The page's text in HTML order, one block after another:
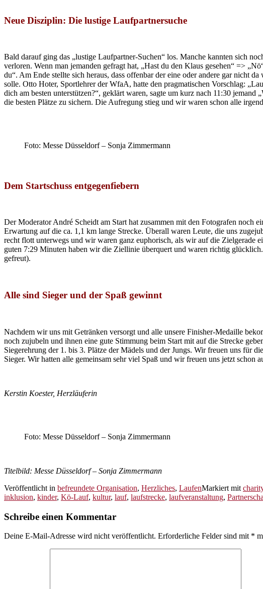
Neue Disziplin: Die lustige Laufpartnersuche
Bald darauf ging das „lustige Laufpartner-Suchen“ los. Manche kannten sich
verloren. Wenn man jemanden gefragt hat, „Hast du den Klaus gesehen“ =>
du“. Am Ende stellte sich heraus, dass offenbar der eine oder andere gar nicht
solle. Otto Hoter, Sportlehrer der WfaA, hatte den pragmatischen Vorschlag:
dich am besten unterstützen?“, geklärt waren, sagte um kurz nach 11:30
die besten Plätze zu sichern. Die Aufregung stieg und wir waren schon alle
Foto: Messe Düsseldorf – Sonja Zimmermann
Dem Startschuss entgegenfiebern
Der Moderator André Scheidt am Start hat zusammen mit den Fotografen
Erwartung auf die ca. 1,1 km lange Strecke. Überall waren Leute, die uns
recht flott unterwegs und wir waren ganz euphorisch, als wir auf die Zielgerade
guten 7:29 Minuten haben wir die Ziellinie überquert und waren richtig
gefreut).
Alle sind Sieger und der Spaß gewinnt
Nachdem wir uns mit Getränken versorgt und alle unsere Finisher-Medaille
noch zujubeln und ihnen eine gute Stimmung beim Start mit auf die Strecke
Siegerehrung der 1. bis 3. Plätze der Mädels und der Jungs. Wir freuen uns für
Sieger. Wir hatten alle gemeinsam sehr viel Spaß und wir freuen uns jetzt
Kerstin Koester, Herzläuferin
Foto: Messe Düsseldorf – Sonja Zimmermann
Titelbild: Messe Düsseldorf – Sonja Zimmermann
Veröffentlicht in befreundete Organisation, Herzliches, LaufenMarkiert mit
inklusion, kinder, Kö-Lauf, kultur, lauf, laufstrecke, laufveranstaltung,
Schreibe einen Kommentar
Deine E-Mail-Adresse wird nicht veröffentlicht. Erforderliche Felder sind mit *